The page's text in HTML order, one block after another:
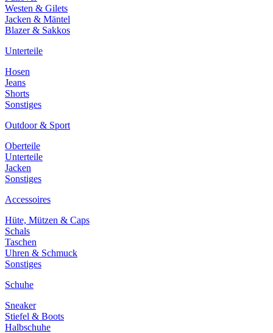
Westen & Gilets
Jacken & Mäntel
Blazer & Sakkos
Unterteile
Hosen
Jeans
Shorts
Sonstiges
Outdoor & Sport
Oberteile
Unterteile
Jacken
Sonstiges
Accessoires
Hüte, Mützen & Caps
Schals
Taschen
Uhren & Schmuck
Sonstiges
Schuhe
Sneaker
Stiefel & Boots
Halbschuhe